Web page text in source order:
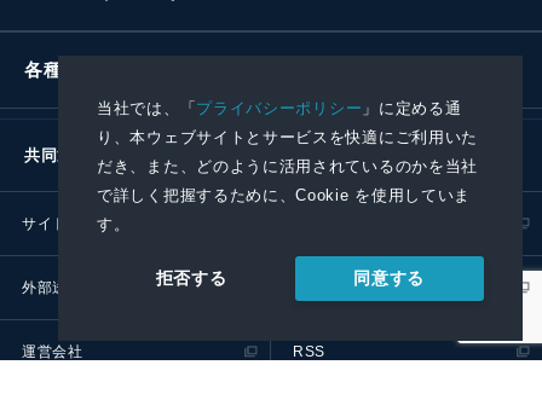
当社では、「プライバシーポリシー 」に定める通
り、本ウェブサイトとサービスを快適にご利用いた
だき、また、どのように活用されているのかを当社
で詳しく把握するために、Cookie を使用していま
す。
拒否する 同意する
各種お問い合わせ
共同通信社グループ
サイトポリシー
外部送信ポリシー プレスリリース取扱基準
運営会社 RSS